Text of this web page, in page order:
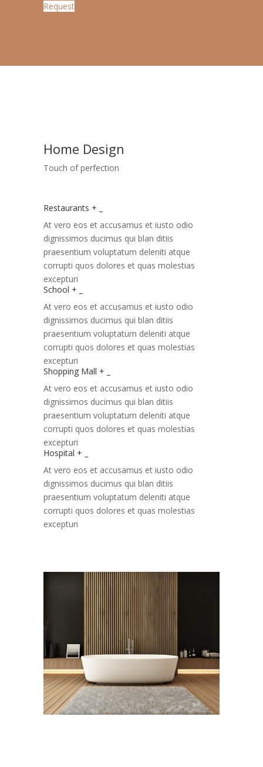
Request
Home Design
Touch of perfection
Restaurants +
At vero eos et accusamus et iusto odio
dignissimos ducimus qui blan ditiis
praesentium voluptatum deleniti atque
corrupti quos dolores et quas molestias
excepturi
School +
At vero eos et accusamus et iusto odio
dignissimos ducimus qui blan ditiis
praesentium voluptatum deleniti atque
corrupti quos dolores et quas molestias
excepturi
Shopping Mall +
At vero eos et accusamus et iusto odio
dignissimos ducimus qui blan ditiis
praesentium voluptatum deleniti atque
corrupti quos dolores et quas molestias
excepturi
Hospital +
At vero eos et accusamus et iusto odio
dignissimos ducimus qui blan ditiis
praesentium voluptatum deleniti atque
corrupti quos dolores et quas molestias
excepturi